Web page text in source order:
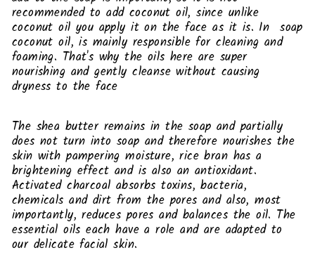
recommended to add coconut oil, since unlike
coconut oil you apply it on the face as it is. In soap
coconut oil, is mainly responsible for cleaning and
foaming. That's why the oils here are super
nourishing and gently cleanse without causing
dryness to the face
The shea butter remains in the soap and partially
does not turn into soap and therefore nourishes the
skin with pampering moisture, rice bran has a
brightening effect and is also an antioxidant.
Activated charcoal absorbs toxins, bacteria,
chemicals and dirt from the pores and also, most
importantly, reduces pores and balances the oil. The
essential oils each have a role and are adapted to
our delicate facial skin.